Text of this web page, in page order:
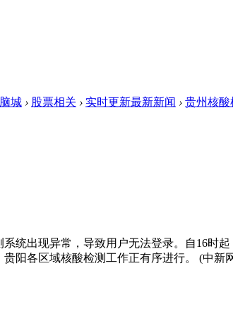
城 › 股票相关 › 实时更新最新新闻 › 贵州核酸
出现异常，导致用户无法登录。自16时
阳各区域核酸检测工作正有序进行。 (中新